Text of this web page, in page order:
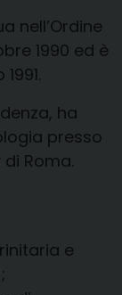
nell’Ordine
1990 ed è
ha
presso
di Roma.
e